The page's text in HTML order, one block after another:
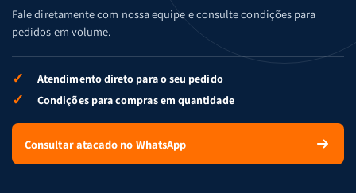
Fale diretamente com nossa equipe e consulte condições para
pedidos em volume.
✓ Atendimento direto para o seu pedido
✓ Condições para compras em quantidade
Consultar atacado no WhatsApp